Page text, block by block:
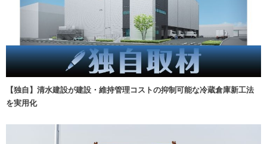
【独自】清水建設が建設・維持管理コストの抑制可能な冷蔵倉庫新工法
を実用化